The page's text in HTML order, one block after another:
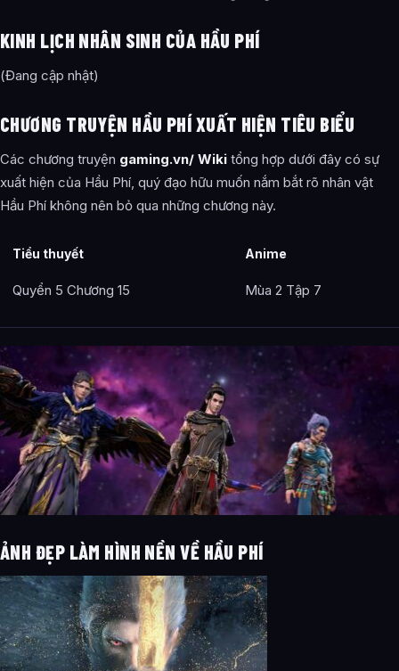
KINH LỊCH NHÂN SINH CỦA HẦU PHÍ
(Đang cập nhật)
CHƯƠNG TRUYỆN HẦU PHÍ XUẤT HIỆN TIÊU BIỂU
Các chương truyện gaming.vn/ Wiki tổng hợp dưới đây có sự
xuất hiện của Hầu Phí, quý đạo hữu muốn nắm bắt rõ nhân vật
Hầu Phí không nên bỏ qua những chương này.
Tiểu thuyết
Quyển 5 Chương 15
Anime
Mùa 2 Tập 7
ẢNH ĐẸP LÀM HÌNH NỀN VỀ HẦU PHÍ